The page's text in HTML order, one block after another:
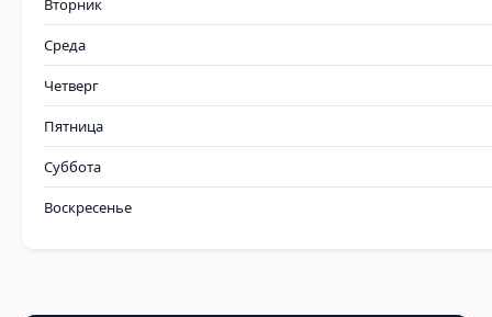
Вторник
Среда
Четверг
Пятница
Суббота
Воскресенье